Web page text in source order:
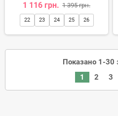
1 116 грн. 1 395 грн.
22 23 24 25 26
Показано 1-30
1
2 3